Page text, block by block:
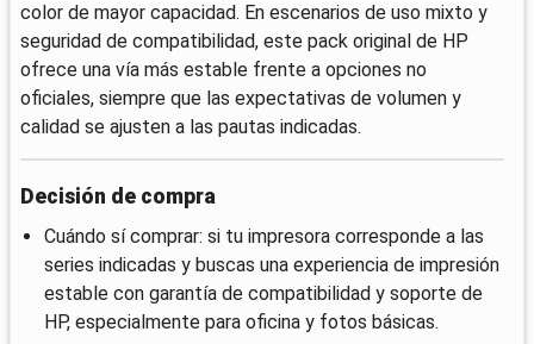
color de mayor capacidad. En escenarios de uso mixto y
seguridad de compatibilidad, este pack original de HP
ofrece una vía más estable frente a opciones no
oficiales, siempre que las expectativas de volumen y
calidad se ajusten a las pautas indicadas.
Decisión de compra
Cuándo sí comprar: si tu impresora corresponde a las
series indicadas y buscas una experiencia de impresión
estable con garantía de compatibilidad y soporte de
HP, especialmente para oficina y fotos básicas.